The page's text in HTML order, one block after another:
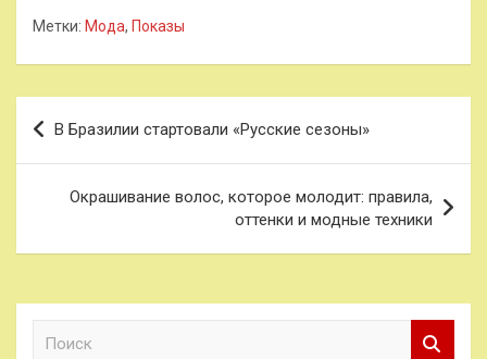
Метки: Мода, Показы
Навигация
по
записям
В Бразилии стартовали «Русские сезоны»
Окрашивание волос, которое молодит: правила,
оттенки и модные техники